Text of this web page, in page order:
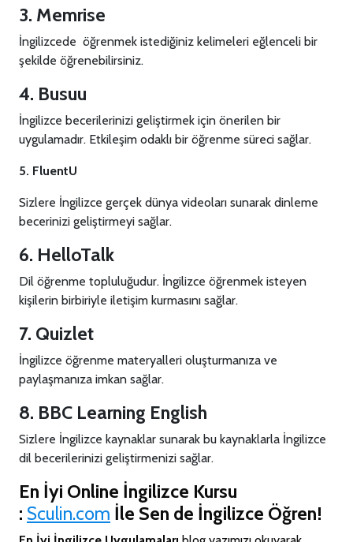
3. Memrise
İngilizcede öğrenmek istediğiniz kelimeleri eğlenceli bir
şekilde öğrenebilirsiniz.
4. Busuu
İngilizce becerilerinizi geliştirmek için önerilen bir
uygulamadır. Etkileşim odaklı bir öğrenme süreci sağlar.
5. FluentU
Sizlere İngilizce gerçek dünya videoları sunarak dinleme
becerinizi geliştirmeyi sağlar.
6. HelloTalk
Dil öğrenme topluluğudur. İngilizce öğrenmek isteyen
kişilerin birbiriyle iletişim kurmasını sağlar.
7. Quizlet
İngilizce öğrenme materyalleri oluşturmanıza ve
paylaşmanıza imkan sağlar.
8. BBC Learning English
Sizlere İngilizce kaynaklar sunarak bu kaynaklarla İngilizce
dil becerilerinizi geliştirmenizi sağlar.
En İyi Online İngilizce Kursu
: Sculin.com İle Sen de İngilizce Öğren!